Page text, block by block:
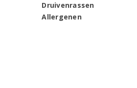
Druivenrassen
Allergenen